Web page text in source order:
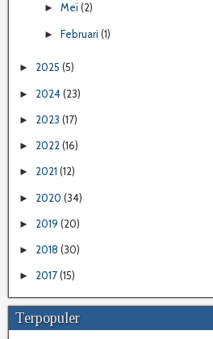
► Mei (2)
► Februari (1)
► 2025 (5)
► 2024(23)
► 2023 (17)
► 2022 (16)
► 2021 (12)
► 2020 (34)
► 2019 (20)
► 2018 (30)
► 2017(15)
Terpopuler